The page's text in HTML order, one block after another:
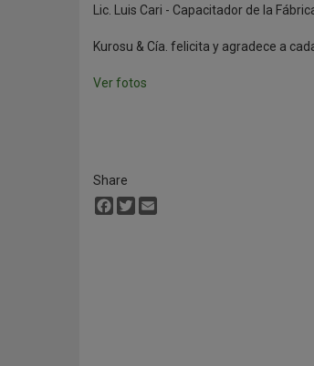
Lic. Luis Cari - Capacitador de la
Kurosu & Cía. felicita y agradece a
Ver fotos
Share
Facebook
Twitter